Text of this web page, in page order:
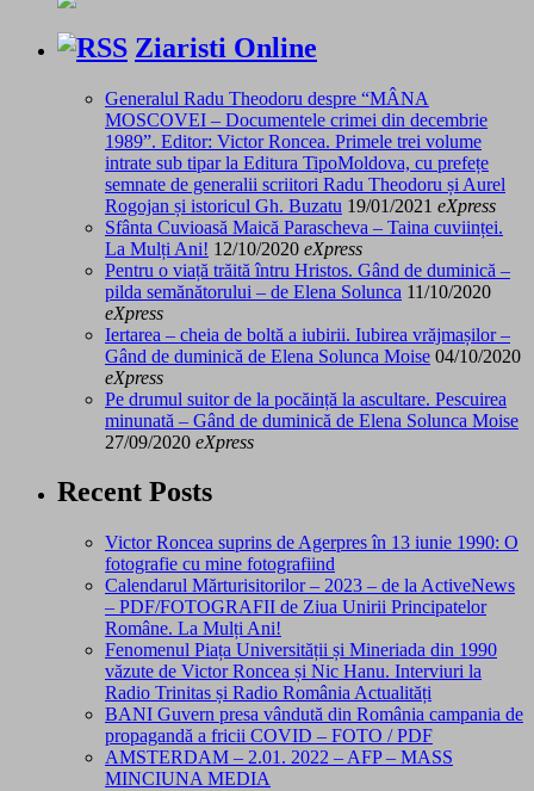
Ziaristi Online
Generalul Radu Theodoru despre “MÂNA
MOSCOVEI – Documentele crimei din decembrie
1989”. Editor: Victor Roncea. Primele trei volume
intrate sub tipar la Editura TipoMoldova, cu prefețe
semnate de generalii scriitori Radu Theodoru și Aurel
Rogojan și istoricul Gh. Buzatu 19/01/2021 eXpress
Sfânta Cuvioasă Maică Parascheva – Taina cuviinței.
La Mulți Ani! 12/10/2020 eXpress
Pentru o viață trăită întru Hristos. Gând de duminică –
pilda semănătorului – de Elena Solunca 11/10/2020
eXpress
Iertarea – cheia de boltă a iubirii. Iubirea vrăjmașilor –
Gând de duminică de Elena Solunca Moise 04/10/2020
eXpress
Pe drumul suitor de la pocăință la ascultare. Pescuirea
minunată – Gând de duminică de Elena Solunca Moise
27/09/2020 eXpress
Recent Posts
Victor Roncea suprins de Agerpres în 13 iunie 1990: O
fotografie cu mine fotografiind
Calendarul Mărturisitorilor – 2023 – de la ActiveNews
– PDF/FOTOGRAFII de Ziua Unirii Principatelor
Române. La Mulți Ani!
Fenomenul Piața Universității și Mineriada din 1990
văzute de Victor Roncea și Nic Hanu. Interviuri la
Radio Trinitas și Radio România Actualități
BANI Guvern presa vândută din România campania de
propagandă a fricii COVID – FOTO / PDF
AMSTERDAM – 2.01. 2022 – AFP – MASS
MINCIUNA MEDIA